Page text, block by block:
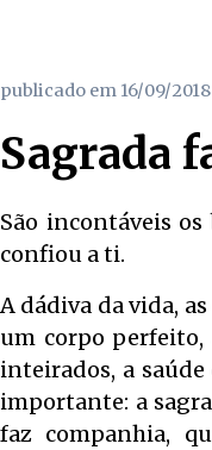
publicado em 16/09/2018
Sagrada
São incontáveis
confiou a ti.
A dádiva da vida,
um corpo perfeito,
inteirados, a
importante: a
faz companhia,